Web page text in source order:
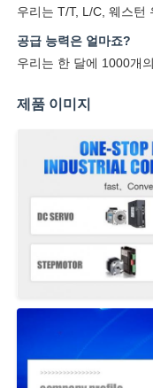
우리는 T/T, L/C, 웨스턴
공급 능력은 얼마죠?
우리는 한 달에 1000개
제품 이미지